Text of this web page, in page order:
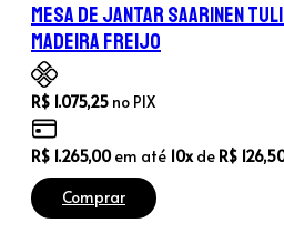
Mesa de Jantar Saarinen
Madeira Freijo
R$ 1.075,25 no PIX
R$ 1.265,00em até 10xde R$
Comprar